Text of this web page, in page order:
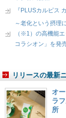
『PLUSカルピス
～老化という摂理
（※1）の高機能
コラシオン」を発
リリースの最新
オ
ラ
所